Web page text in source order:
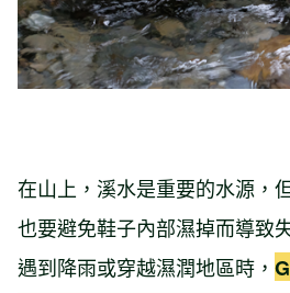
在山上，溪水是重要的水源，
也要避免鞋子內部濕掉而導致
遇到降雨或穿越濕潤地區時，